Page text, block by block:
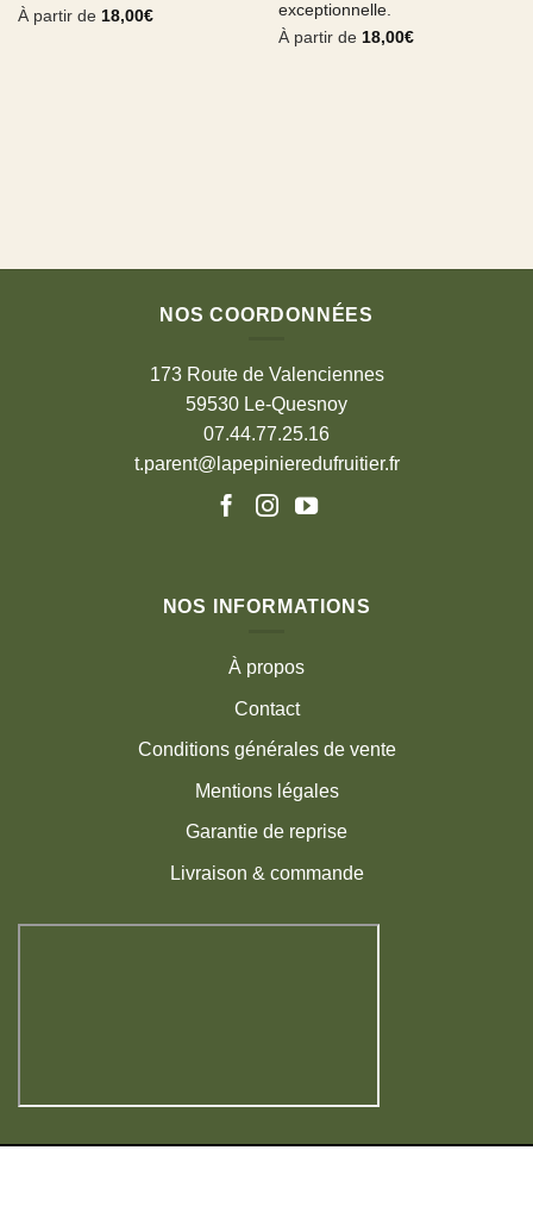
À partir de 18,00€
exceptionnelle.
À partir de 18,00€
NOS COORDONNÉES
173 Route de Valenciennes
59530 Le-Quesnoy
07.44.77.25.16
t.parent@lapepinieredufruitier.fr
NOS INFORMATIONS
À propos
Contact
Conditions générales de vente
Mentions légales
Garantie de reprise
Livraison & commande